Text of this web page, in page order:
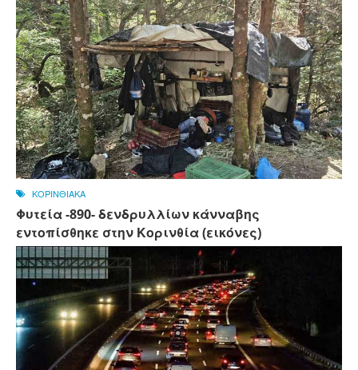
ΚΟΡΙΝΘΙΑΚΑ
Φυτεία -890- δενδρυλλίων κάνναβης
εντοπίσθηκε στην Κορινθία (εικόνες)